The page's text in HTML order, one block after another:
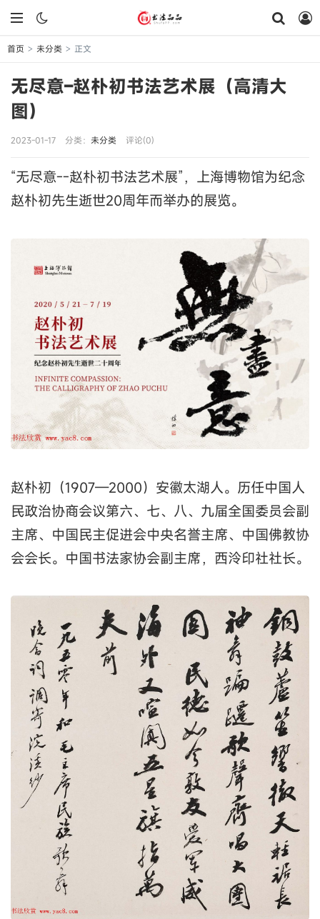
首页 > 未分类 > 正文
无尽意–赵朴初书法艺术展（高清大
图）
2023-01-17 分类： 未分类 评论(0)
“无尽意--赵朴初书法艺术展”，上海博物馆为纪念
赵朴初先生逝世20周年而举办的展览。
赵朴初（1907—2000）安徽太湖人。历任中国人
民政治协商会议第六、七、八、九届全国委员会副
主席、中国民主促进会中央名誉主席、中国佛教协
会会长。中国书法家协会副主席，西泠印社社长。